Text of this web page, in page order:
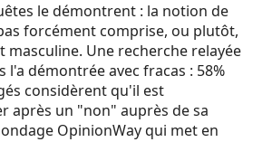
le démontrent : la notion de
forcément comprise, ou plutôt,
masculine. Une recherche relayée
l'a démontrée avec fracas : 58%
considèrent qu'il est
après un "non" auprès de sa
OpinionWay qui met en